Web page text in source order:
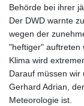
Behörde bei ihrer
Der DWD warnte
wegen der
"heftiger" auftreten
Klima wird
Darauf müssen wir
Gerhard Adrian,
Meteorologie ist.